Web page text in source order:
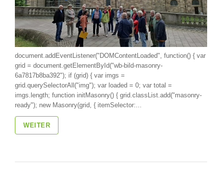
document.addEventListener("DOMContentLoaded", function() { var
grid = document.getElementById("wb-bild-masonry-
6a7817b8ba392"); if (grid) { var imgs =
grid.querySelectorAll("img"); var loaded = 0; var total =
imgs.length; function initMasonry() { grid.classList.add("masonry-
ready"); new Masonry(grid, { itemSelector:...
WEITER